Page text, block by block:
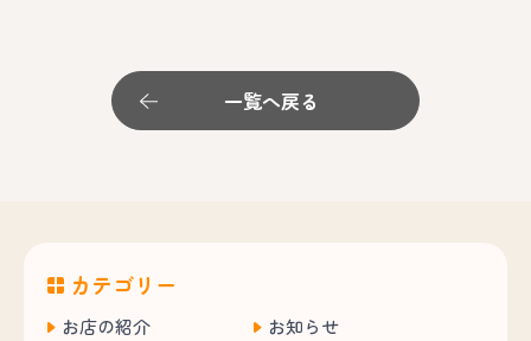
一覧へ戻る
カテゴリー
お店の紹介
お知らせ